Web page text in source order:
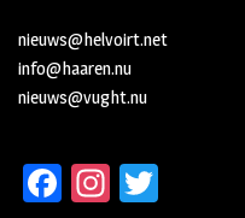
nieuws@helvoirt.net
info@haaren.nu
nieuws@vught.nu
Fa In